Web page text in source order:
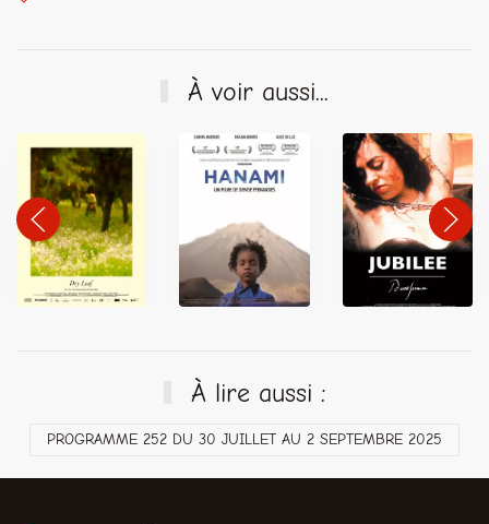
À voir aussi...
À lire aussi :
PROGRAMME 252 DU 30 JUILLET AU 2 SEPTEMBRE 2025